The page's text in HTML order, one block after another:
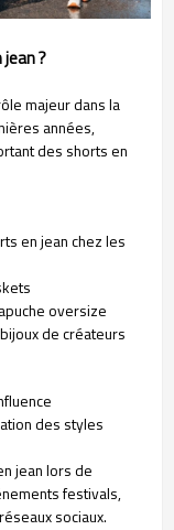
?
majeur dans la
années,
des shorts en
en jean chez les
oversize
de créateurs
des styles
jean lors de
festivals,
sociaux.